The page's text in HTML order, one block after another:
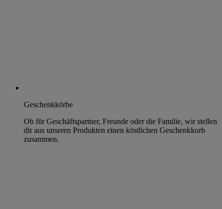
Geschenkkörbe
Ob für Geschäftspartner, Freunde oder die Familie, wir stellen
dir aus unseren Produkten einen köstlichen Geschenkkorb
zusammen.